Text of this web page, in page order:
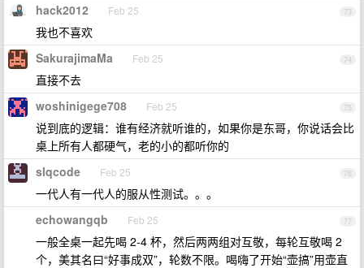
73
hack2012 Feb 25
我也不喜欢
74
SakurajimaMa Feb 25
直接不去
75
woshinigege708 Feb 25
说到底的逻辑：谁有经济就听谁的，如果你是东哥，你说话会比
桌上所有人都硬气，老的小的都听你的
76
slqcode Feb 25
一代人有一代人的服从性测试。。。
77
echowangqb Feb 25
一般全桌一起先喝 2-4 杯，然后两两组对互敬，每轮互敬喝 2
个，美其名曰“好事成双”，轮数不限。喝嗨了开始“壶搞”用壶直